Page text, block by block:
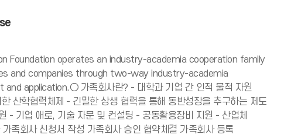
Foundation operates an industry-academia cooperation family
and companies through two-way industry-academia
application.○ 가족회사란? - 대학과 기업 간 인적 물적 자원
산학협력체제 - 긴밀한 상생 협력을 통해 동반성장을 추구하는 제도
기업 애로, 기술 자문 및 컨설팅 - 공동활용장비 지원 - 산업체
족회사 신청서 작성 가족회사 승인 협약체결 가족회사 등록